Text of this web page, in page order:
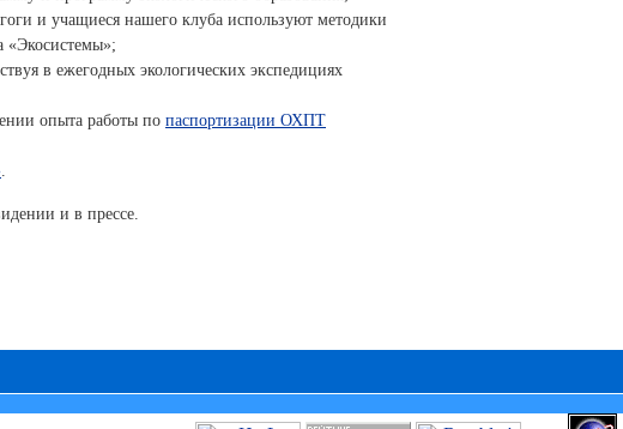
и учащиеся нашего клуба используют методики
«Экосистемы»;
в ежегодных экологических экспедициях
опыта работы по паспортизации ОХПТ
.
и в прессе.